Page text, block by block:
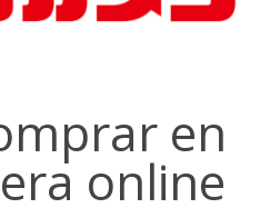
en
online